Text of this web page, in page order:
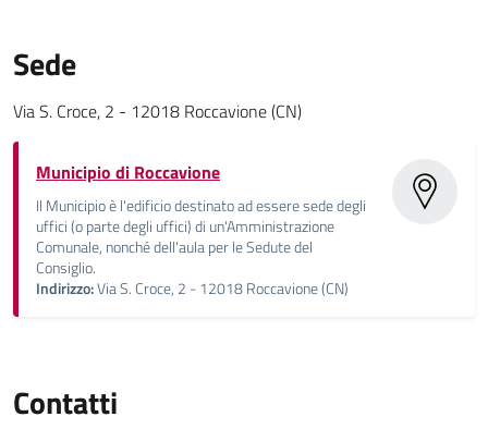
Sede
Via S. Croce, 2 - 12018 Roccavione (CN)
Municipio di Roccavione
Il Municipio è l'edificio destinato ad essere sede degli
uffici (o parte degli uffici) di un'Amministrazione
Comunale, nonché dell'aula per le Sedute del
Consiglio.
Indirizzo:Via S. Croce, 2 - 12018 Roccavione (CN)
Contatti